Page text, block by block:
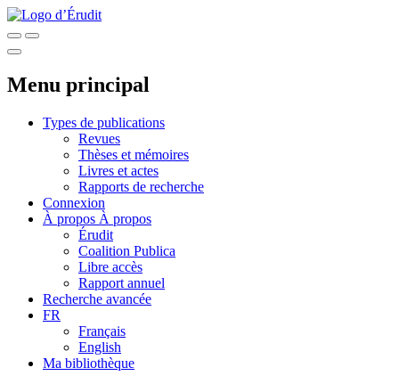
Menu principal
Types de publications
Revues
Thèses et mémoires
Livres et actes
Rapports de recherche
Connexion
À propos À propos
Érudit
Coalition Publica
Libre accès
Rapport annuel
Recherche avancée
FR
Français
English
Ma bibliothèque